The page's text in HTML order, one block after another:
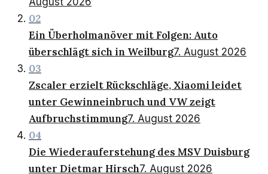
02
Ein Überholmanöver mit Folgen: Auto
überschlägt sich in Weilburg7. August 2026
03
Zscaler erzielt Rückschläge, Xiaomi leidet
unter Gewinneinbruch und VW zeigt
Aufbruchstimmung7. August 2026
04
Die Wiederauferstehung des MSV Duisburg
unter Dietmar Hirsch7. August 2026